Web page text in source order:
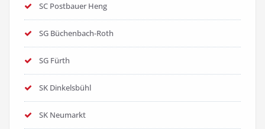
SC Postbauer Heng
SG Büchenbach-Roth
SG Fürth
SK Dinkelsbühl
SK Neumarkt